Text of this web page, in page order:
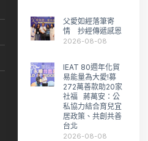
父愛如經落筆寄
情 抄經傳遞感恩
2026-08-08
IEAT 80週年化貿
易能量為大愛!募
272萬善款助20家
社福 蔣萬安：公
私協力結合育兒宜
居政策、共創共善
台北
2026-08-08